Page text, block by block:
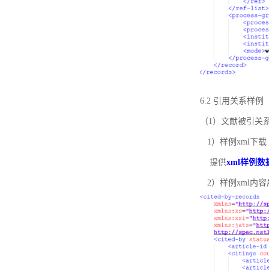
6.2 引用关系样例
（1）文献被引关
1）样例xml下载
提供xml样例数
2）样例xml内容